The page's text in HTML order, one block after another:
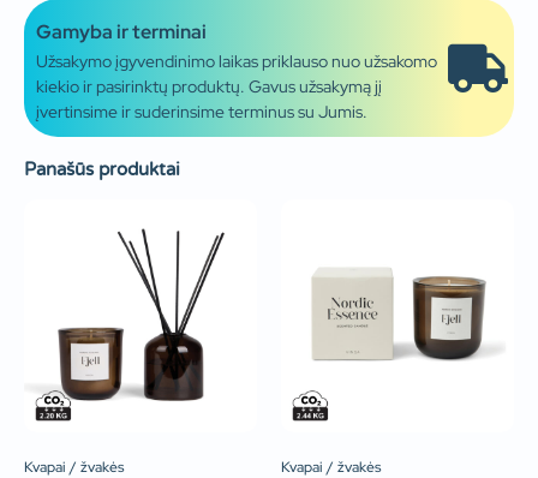
Gamyba ir terminai
Užsakymo įgyvendinimo laikas priklauso nuo užsakomo
kiekio ir pasirinktų produktų. Gavus užsakymą jį
įvertinsime ir suderinsime terminus su Jumis.
Panašūs produktai
Kvapai / žvakės Kvapai / žvakės